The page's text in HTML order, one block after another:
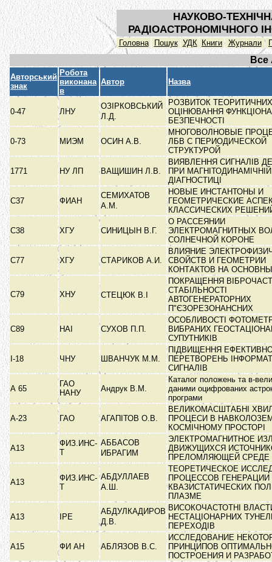
НАУКОВО-
РАДІОАСТРОНОМІЧНОГО
Головна Пошук УДК Книги Журнали
Все
Авторський
знак
Робота
виконана
в
Автор Назва
0-47 ЛНУ
ОЗІРКОВСЬКИЙ
Л.Д.
РОЗВИТОК
ОЦІНЮВАННЯ
БЕЗПЕЧНОСТІ
0-73 МИЭМ ОСИН А.В.
МНОГОВОЛНОВЫЕ
ЛБВ С ПЕРИОДИЧЕСКОЙ
СТРУКТУРОЙ
1771 НУ ЛП ВАЩИШИН Л.В.
ВИЯВЛЕННЯ СИГНАЛІВ
ПРИ МАГНІТОДИНАМІЧНІЙ
ДІАГНОСТИЦІ
C37 ФИАН
СЕМИХАТОВ
А.М.
НОВЫЕ ИНСТАНТОНЫ И
ГЕОМЕТРИЧЕСКИЕ
КЛАССИЧЕСКИХ
C38 ХГУ СИНИЦЫН В.Г.
О РАССЕЯНИИ
ЭЛЕКТРОМАГНИТНЫХ
СОЛНЕЧНОЙ КОРОНЕ
C77 ХГУ СТАРИКОВ А.И.
ВЛИЯНИЕ
СВОЙСТВ И ГЕОМЕТРИИ
КОНТАКТОВ НА
C79 ХНУ СТЕЦЮК В.І
ПОКРАЩЕННЯ
СТАБІЛЬНОСТІ
АВТОГЕНЕРАТОРНИХ
П"ЄЗОРЕЗОНАНСНИХ
C89 НАІ СУХОВ П.П.
ОСОБЛИВОСТІ
ВИБРАНИХ
СУПУТНИКІВ
I-18 ЧНУ ШВАНЧУК М.М.
ПІДВИЩЕННЯ
ПЕРЕТВОРЕНЬ
СИГНАЛІВ
А 65
ГАО
НАНУ
Андрук В.М.
Каталог положень та в-
даними оцифрованих
програми
А-23 ГАО АГАПІТОВ О.В.
ВЕЛИКОМАСШТАБНІ
ПРОЦЕСИ В
КОСМІЧНОМУ ПРОСТОРІ
А13
ФИЗ.ИНС-
Т
АББАСОВ
ИБРАГИМ
ЭЛЕКТРОМАГНИТНОЕ
ДВИЖУЩИХСЯ
ПРЕЛОМЛЯЮЩЕЙ СРЕДЕ
А13
ФИЗ.ИНС-
Т
АБДУЛЛАЕВ
А.Ш.
ТЕОРЕТИЧЕСКОЕ
ПРОЦЕССОВ ГЕНЕРАЦИИ
КВАЗИСТАТИЧЕСКИХ
ПЛАЗМЕ
А13 ІРЕ
АБДУЛКАДИРОВ
Д.В.
ВИСОКОЧАСТОТНІ
НЕСТАЦІОНАРНИХ
ПЕРЕХОДІВ
А15 ФИ АН АБЛЯЗОВ В.С.
ИССЛЕДОВАНИЕ
ПРИНЦИПОВ
ПОСТРОЕНИЯ И